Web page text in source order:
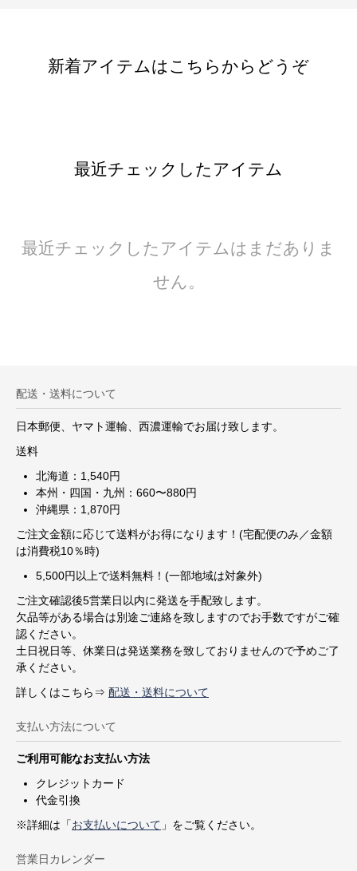
新着アイテムはこちらからどうぞ
最近チェックしたアイテム
最近チェックしたアイテムはまだありま
せん。
配送・送料について
日本郵便、ヤマト運輸、西濃運輸でお届け致します。
送料
北海道：1,540円
本州・四国・九州：660〜880円
沖縄県：1,870円
ご注文金額に応じて送料がお得になります！(宅配便のみ／金額
は消費税10％時)
5,500円以上で送料無料！(一部地域は対象外)
ご注文確認後5営業日以内に発送を手配致します。
欠品等がある場合は別途ご連絡を致しますのでお手数ですがご確
認ください。
土日祝日等、休業日は発送業務を致しておりませんので予めご了
承ください。
詳しくはこちら⇒ 配送・送料について
支払い方法について
ご利用可能なお支払い方法
クレジットカード
代金引換
※詳細は「お支払いについて 」をご覧ください。
営業日カレンダー